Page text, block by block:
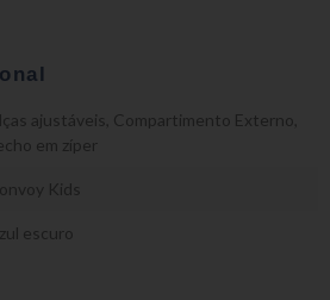
ajustáveis Compartimento Externo
em zíper
Kids
escuro